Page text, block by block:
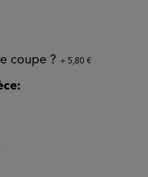
coupe ? + 5,80 €